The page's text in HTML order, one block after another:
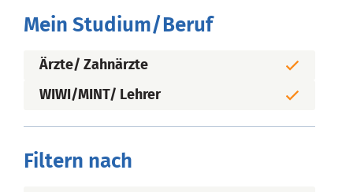
Mein Studium/Beruf
Ärzte/ Zahnärzte
WIWI/MINT/ Lehrer
Filtern nach